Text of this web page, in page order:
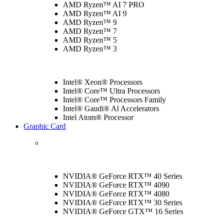
AMD Ryzen™ AI 7 PRO
AMD Ryzen™ AI 9
AMD Ryzen™ 9
AMD Ryzen™ 7
AMD Ryzen™ 5
AMD Ryzen™ 3
Intel® Xeon® Processors
Intel® Core™ Ultra Processors
Intel® Core™ Processors Family
Intel® Gaudi® Al Accelerators
Intel Atom® Processor
Graphic Card
NVIDIA® GeForce RTX™ 40 Series
NVIDIA® GeForce RTX™ 4090
NVIDIA® GeForce RTX™ 4080
NVIDIA® GeForce RTX™ 30 Series
NVIDIA® GeForce GTX™ 16 Series